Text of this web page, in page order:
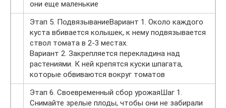
они еще маленькие
Этап 5. ПодвязываниеВариант 1. Около каждого
куста вбивается колышек, к нему подвязывается
ствол томата в 2-3 местах.
Вариант 2. Закрепляется перекладина над
растениями. К ней крепятся куски шпагата,
которые обвиваются вокруг томатов
Этап 6. Своевременный сбор урожаяШаг 1.
Снимайте зрелые плоды, чтобы они не забирали